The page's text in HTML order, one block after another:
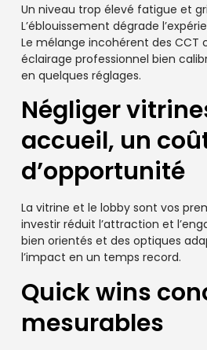
Un niveau trop élevé fatigue et
L’éblouissement dégrade
Le mélange incohérent des CCT
éclairage professionnel bien
en quelques réglages.
Négliger
accueil, un
d’opportunité
La vitrine et le lobby sont vos
investir réduit l’attraction et
bien orientés et des optiques
l’impact en un temps record.
Quick wins
mesurables